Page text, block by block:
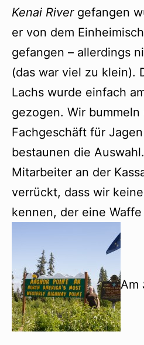
Kenai Rivergefangen
er von dem
gefangen – allerdings
(das war viel zu klein).
Lachs wurde einfach
gezogen. Wir
Fachgeschäft für
bestaunen die
Mitarbeiter an der
verrückt, dass wir
kennen, der eine
Am